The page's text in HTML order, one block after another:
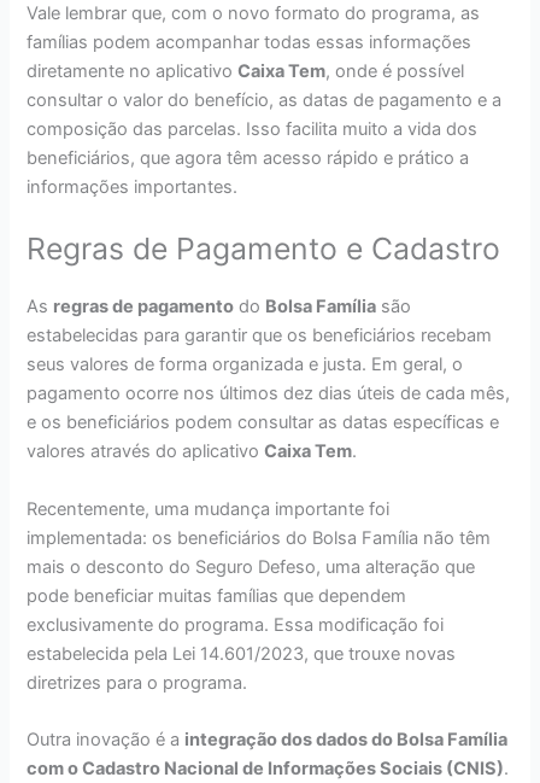
Vale lembrar que, com o novo formato do programa, as
famílias podem acompanhar todas essas informações
diretamente no aplicativoCaixa Tem, onde é possível
consultar o valor do benefício, as datas de pagamento e a
composição das parcelas. Isso facilita muito a vida dos
beneficiários, que agora têm acesso rápido e prático a
informações importantes.
Regras de Pagamento e Cadastro
As regras de pagamento do Bolsa Família são
estabelecidas para garantir que os beneficiários recebam
seus valores de forma organizada e justa. Em geral, o
pagamento ocorre nos últimos dez dias úteis de cada mês,
e os beneficiários podem consultar as datas específicas e
valores através do aplicativoCaixa Tem.
Recentemente, uma mudança importante foi
implementada: os beneficiários do Bolsa Família não têm
mais o desconto do Seguro Defeso, uma alteração que
pode beneficiar muitas famílias que dependem
exclusivamente do programa. Essa modificação foi
estabelecida pela Lei 14.601/2023, que trouxe novas
diretrizes para o programa.
Outra inovação é a integração dos dados do Bolsa Família
com o Cadastro Nacional de Informações Sociais (CNIS).